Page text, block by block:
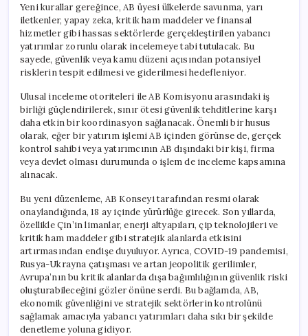
Yeni kurallar gereğince, AB üyesi ülkelerde savunma, yarı
iletkenler, yapay zeka, kritik ham maddeler ve finansal
hizmetler gibi hassas sektörlerde gerçekleştirilen yabancı
yatırımlar zorunlu olarak incelemeye tabi tutulacak. Bu
sayede, güvenlik veya kamu düzeni açısından potansiyel
risklerin tespit edilmesi ve giderilmesi hedefleniyor.
Ulusal inceleme otoriteleri ile AB Komisyonu arasındaki iş
birliği güçlendirilerek, sınır ötesi güvenlik tehditlerine karşı
daha etkin bir koordinasyon sağlanacak. Önemli bir husus
olarak, eğer bir yatırım işlemi AB içinden görünse de, gerçek
kontrol sahibi veya yatırımcının AB dışındaki bir kişi, firma
veya devlet olması durumunda o işlem de inceleme kapsamına
alınacak.
Bu yeni düzenleme, AB Konseyi tarafından resmi olarak
onaylandığında, 18 ay içinde yürürlüğe girecek. Son yıllarda,
özellikle Çin’in limanlar, enerji altyapıları, çip teknolojileri ve
kritik ham maddeler gibi stratejik alanlarda etkisini
artırmasından endişe duyuluyor. Ayrıca, COVID-19 pandemisi,
Rusya-Ukrayna çatışması ve artan jeopolitik gerilimler,
Avrupa’nın bu kritik alanlarda dışa bağımlılığının güvenlik riski
oluşturabileceğini gözler önüne serdi. Bu bağlamda, AB,
ekonomik güvenliğini ve stratejik sektörlerin kontrolünü
sağlamak amacıyla yabancı yatırımları daha sıkı bir şekilde
denetleme yoluna gidiyor.